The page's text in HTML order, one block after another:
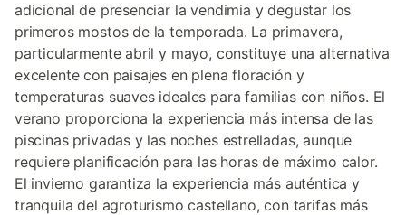
adicional de presenciar la vendimia y degustar los
primeros mostos de la temporada. La primavera,
particularmente abril y mayo, constituye una alternativa
excelente con paisajes en plena floración y
temperaturas suaves ideales para familias con niños. El
verano proporciona la experiencia más intensa de las
piscinas privadas y las noches estrelladas, aunque
requiere planificación para las horas de máximo calor.
El invierno garantiza la experiencia más auténtica y
tranquila del agroturismo castellano, con tarifas más